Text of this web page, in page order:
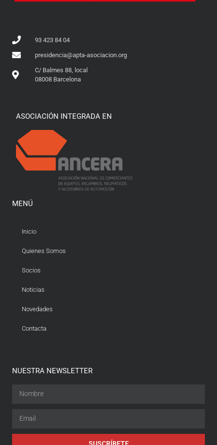
93 423 84 04
presidencia@apta-asociacion.org
C/ Balmes 88, local
08008 Barcelona
ASOCIACIÓN INTEGRADA EN
MENÚ
Inicio
Quienes Somos
Socios
Noticias
Novedades
Contacta
NUESTRA NEWSLETTER
SUSCRÍBETE